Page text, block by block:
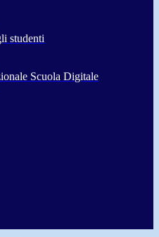
studenti
Scuola Digitale